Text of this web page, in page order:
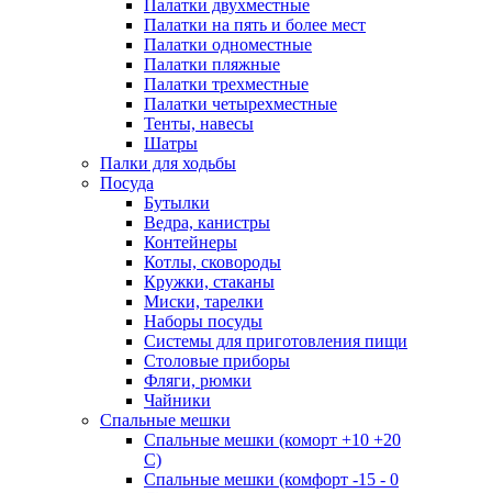
Палатки двухместные
Палатки на пять и более мест
Палатки одноместные
Палатки пляжные
Палатки трехместные
Палатки четырехместные
Тенты, навесы
Шатры
Палки для ходьбы
Посуда
Бутылки
Ведра, канистры
Контейнеры
Котлы, сковороды
Кружки, стаканы
Миски, тарелки
Наборы посуды
Системы для приготовления пищи
Столовые приборы
Фляги, рюмки
Чайники
Спальные мешки
Спальные мешки (коморт +10 +20
С)
Спальные мешки (комфорт -15 - 0